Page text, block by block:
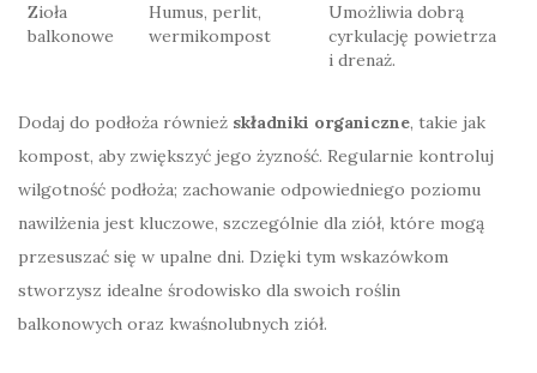
Zioła
balkonowe
Humus, perlit,
wermikompost
Umożliwia dobrą
cyrkulację powietrza
i drenaż.
Dodaj do podłoża również składniki organiczne, takie jak
kompost, aby zwiększyć jego żyzność. Regularnie kontroluj
wilgotność podłoża; zachowanie odpowiedniego poziomu
nawilżenia jest kluczowe, szczególnie dla ziół, które mogą
przesuszać się w upalne dni. Dzięki tym wskazówkom
stworzysz idealne środowisko dla swoich roślin
balkonowych oraz kwaśnolubnych ziół.